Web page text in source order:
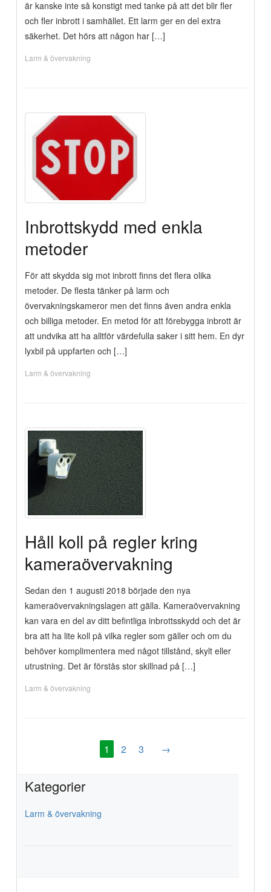
är kanske inte så konstigt med tanke på att det blir fler
och fler inbrott i samhället. Ett larm ger en del extra
säkerhet. Det hörs att någon har […]
Larm & övervakning
Inbrottskydd med enkla
metoder
För att skydda sig mot inbrott finns det flera olika
metoder. De flesta tänker på larm och
övervakningskameror men det finns även andra enkla
och billiga metoder. En metod för att förebygga inbrott är
att undvika att ha alltför värdefulla saker i sitt hem. En dyr
lyxbil på uppfarten och […]
Larm & övervakning
Håll koll på regler kring
kameraövervakning
Sedan den 1 augusti 2018 började den nya
kameraövervakningslagen att gälla. Kameraövervakning
kan vara en del av ditt befintliga inbrottsskydd och det är
bra att ha lite koll på vilka regler som gäller och om du
behöver komplimentera med något tillstånd, skylt eller
utrustning. Det är förstås stor skillnad på […]
Larm & övervakning
1 2 3 →
Kategorier
Larm & övervakning